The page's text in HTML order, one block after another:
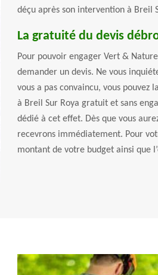
déçu après son intervention à Breil
La gratuité du devis
Pour pouvoir engager Vert &
demander un devis. Ne vous
vous a pas convaincu, vous pouvez
à Breil Sur Roya gratuit et sans
dédié à cet effet. Dès que vous
recevrons immédiatement. Pour
montant de votre budget ainsi que